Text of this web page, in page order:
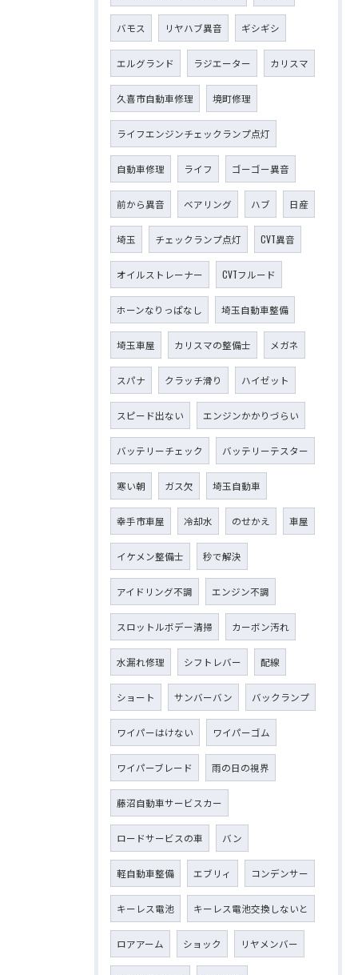
バモス リヤハブ異音 ギシギシ
エルグランド ラジエーター カリスマ
久喜市自動車修理 境町修理
ライフエンジンチェックランプ点灯
自動車修理 ライフ ゴーゴー異音
前から異音 ベアリング ハブ 日産
埼玉 チェックランプ点灯 CVT異音
オイルストレーナー CVTフルード
ホーンなりっぱなし 埼玉自動車整備
埼玉車屋 カリスマの整備士 メガネ
スパナ クラッチ滑り ハイゼット
スピード出ない エンジンかかりづらい
バッテリーチェック バッテリーテスター
寒い朝 ガス欠 埼玉自動車
幸手市車屋 冷却水 のせかえ 車屋
イケメン整備士 秒で解決
アイドリング不調 エンジン不調
スロットルボデー清掃 カーボン汚れ
水漏れ修理 シフトレバー 配線
ショート サンバーバン バックランプ
ワイパーはけない ワイパーゴム
ワイパーブレード 雨の日の視界
藤沼自動車サービスカー
ロードサービスの車 バン
軽自動車整備 エブリィ コンデンサー
キーレス電池 キーレス電池交換しないと
ロアアーム ショック リヤメンバー